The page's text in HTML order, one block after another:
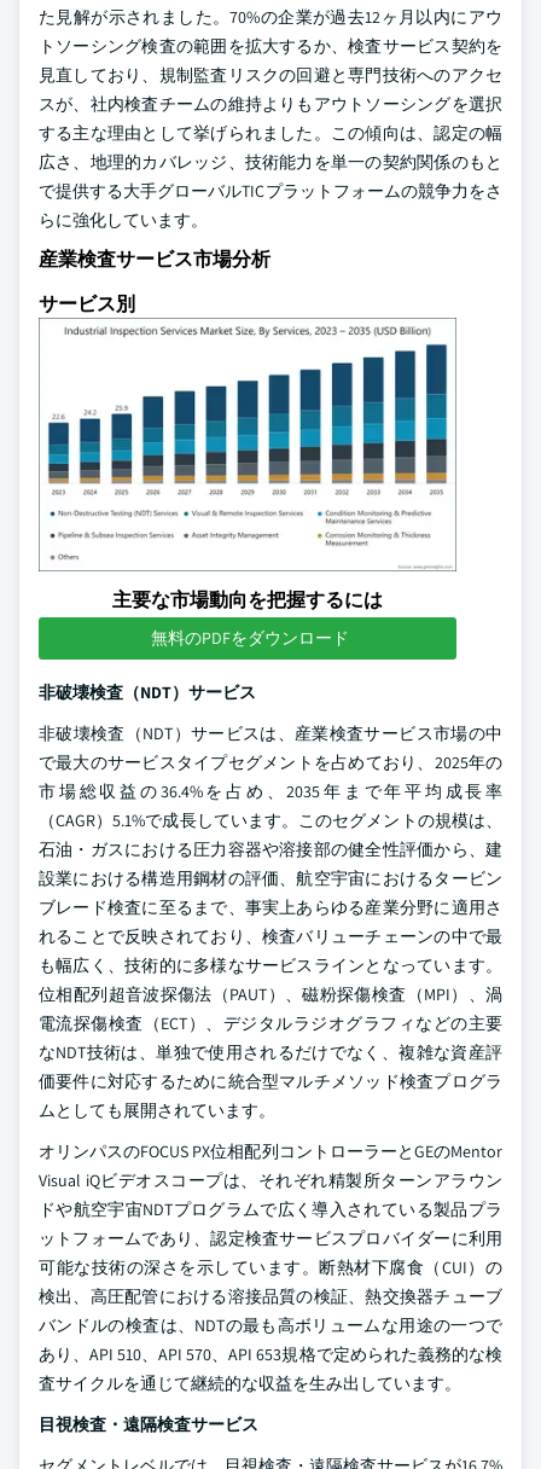
た見解が示されました。70%の企業が過去12ヶ月以内にアウ
トソーシング検査の範囲を拡大するか、検査サービス契約を
見直しており、規制監査リスクの回避と専門技術へのアクセ
スが、社内検査チームの維持よりもアウトソーシングを選択
する主な理由として挙げられました。この傾向は、認定の幅
広さ、地理的カバレッジ、技術能力を単一の契約関係のもと
で提供する大手グローバルTICプラットフォームの競争力をさ
らに強化しています。
産業検査サービス市場分析
サービス別
主要な市場動向を把握するには
無料のPDFをダウンロード
非破壊検査（NDT）サービス
非破壊検査（NDT）サービスは、産業検査サービス市場の中
で最大のサービスタイプセグメントを占めており、2025年の
市場総収益の36.4%を占め、2035年まで年平均成長率
（CAGR）5.1%で成長しています。このセグメントの規模は、
石油・ガスにおける圧力容器や溶接部の健全性評価から、建
設業における構造用鋼材の評価、航空宇宙におけるタービン
ブレード検査に至るまで、事実上あらゆる産業分野に適用さ
れることで反映されており、検査バリューチェーンの中で最
も幅広く、技術的に多様なサービスラインとなっています。
位相配列超音波探傷法（PAUT）、磁粉探傷検査（MPI）、渦
電流探傷検査（ECT）、デジタルラジオグラフィなどの主要
なNDT技術は、単独で使用されるだけでなく、複雑な資産評
価要件に対応するために統合型マルチメソッド検査プログラ
ムとしても展開されています。
オリンパスのFOCUS PX位相配列コントローラーとGEのMentor
Visual iQビデオスコープは、それぞれ精製所ターンアラウン
ドや航空宇宙NDTプログラムで広く導入されている製品プラ
ットフォームであり、認定検査サービスプロバイダーに利用
可能な技術の深さを示しています。断熱材下腐食（CUI）の
検出、高圧配管における溶接品質の検証、熱交換器チューブ
バンドルの検査は、NDTの最も高ボリュームな用途の一つで
あり、API 510、API 570、API 653規格で定められた義務的な検
査サイクルを通じて継続的な収益を生み出しています。
目視検査・遠隔検査サービス